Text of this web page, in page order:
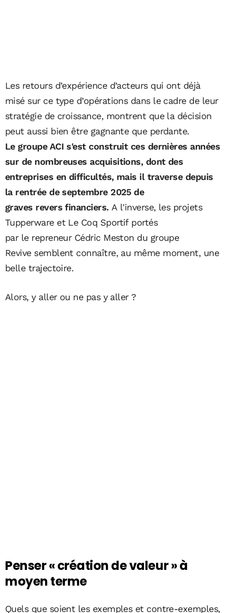
Les retours d’expérience d’acteurs qui ont déjà
misé sur ce type d’opérations dans le cadre de leur
stratégie de croissance, montrent que la décision
peut aussi bien être gagnante que perdante.
Le groupe ACI s'est construit ces dernières années
sur de nombreuses acquisitions, dont des
entreprises en difficultés, mais il traverse depuis
la rentrée de septembre 2025 de
graves revers financiers. A l'inverse, les projets
Tupperware et Le Coq Sportif portés
par le repreneur Cédric Meston du groupe
Revive semblent connaître, au même moment, une
belle trajectoire.
Alors, y aller ou ne pas y aller ?
Penser « création de valeur » à
moyen terme
Quels que soient les exemples et contre-exemples,